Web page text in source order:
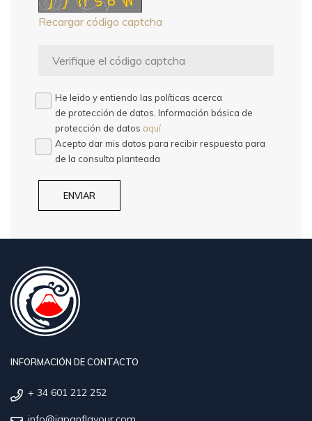
Recargar código captcha
He leido y entiendo las políticas acerca
de protección de datos. Información básica de
protección de datos aquí
Acepto dar mis datos para recibir respuesta para
de la consulta planteada
INFORMACIÓN DE CONTACTO
+ 34 601 212 252